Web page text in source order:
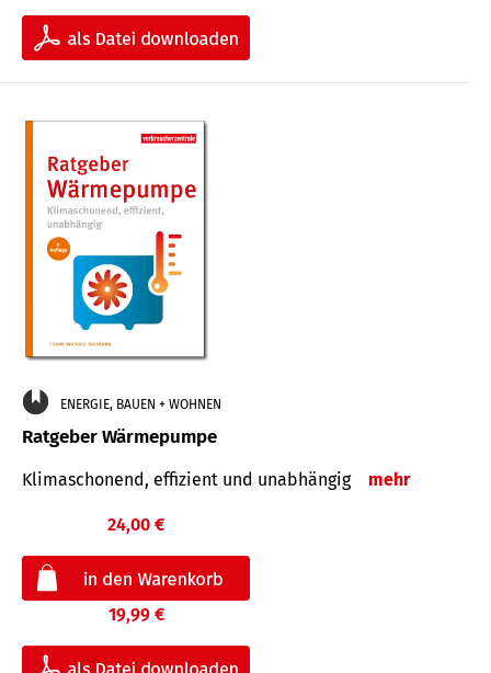
ENERGIE, BAUEN + WOHNEN
Ratgeber Wärmepumpe
Klimaschonend, effizient und unabhängig mehr
24,00 €
19,99 €